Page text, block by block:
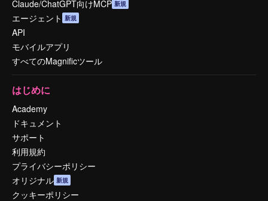
Claude/ChatGPT向けMCP 新規
エージェント 新規
API
モバイルアプリ
すべてのMagnificツール
はじめに
Academy
ドキュメント
サポート
利用規約
プライバシーポリシー
オリジナル 新規
クッキーポリシー